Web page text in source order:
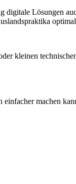
Lösungen
kleinen
einfacher machen